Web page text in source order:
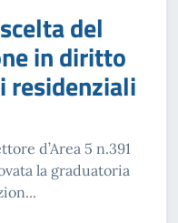
del
in diritto
residenziali
d’Area 5 n.391
la graduatoria